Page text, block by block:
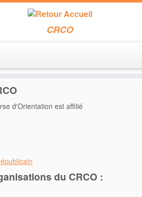
CRCO
d'Orientation est affilié
du CRCO :